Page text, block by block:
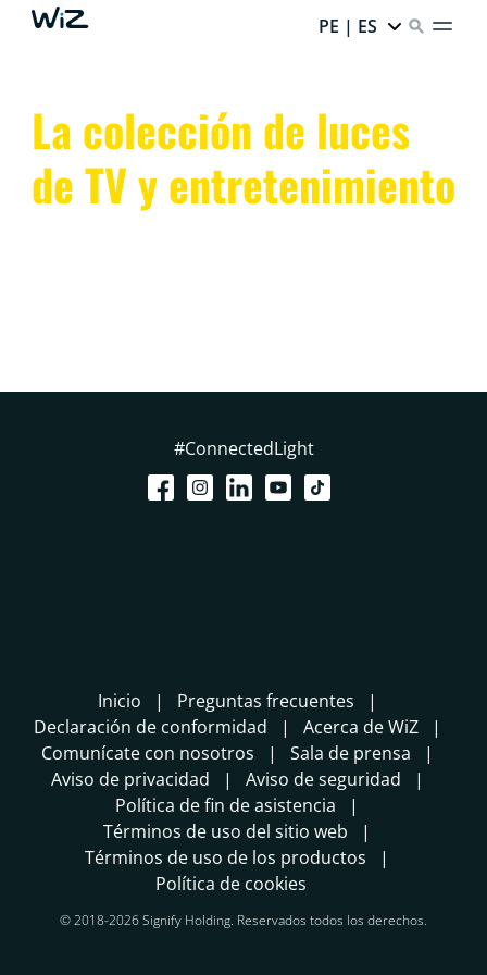
PE | ES
La colección de luces
de TV y entretenimiento
#ConnectedLight
Inicio
Preguntas frecuentes
Declaración de conformidad
Acerca de WiZ
Comunícate con nosotros
Sala de prensa
Aviso de privacidad
Aviso de seguridad
Política de fin de asistencia
Términos de uso del sitio web
Términos de uso de los productos
Política de cookies
© 2018-2026 Signify Holding. Reservados todos los derechos.